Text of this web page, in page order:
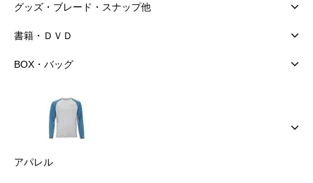
グッズ・ブレード・スナップ他
書籍・ＤＶＤ
BOX・バッグ
アパレル